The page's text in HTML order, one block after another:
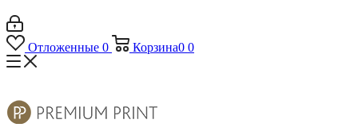
Отложенные 0 Корзина0 0